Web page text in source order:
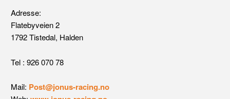
Adresse:
Flatebyveien 2
1792 Tistedal, Halden
Tel : 926 070 78
Mail: Post@jonus-racing.no